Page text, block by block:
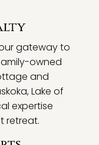
gateway to
owned
and
Lake of
expertise
retreat.